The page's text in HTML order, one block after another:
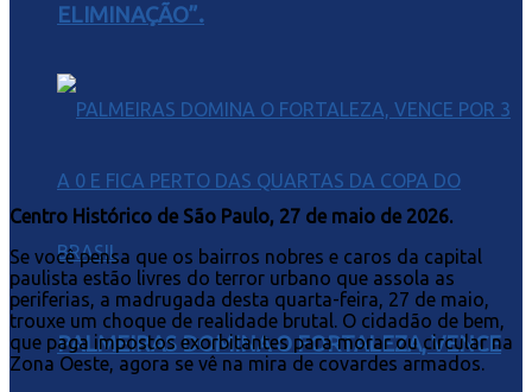
ELIMINAÇÃO”.
PALMEIRAS DOMINA O FORTALEZA, VENCE
Centro Histórico de São Paulo, 27 de maio de 2026.
Se você pensa que os bairros nobres e caros da capital
paulista estão livres do terror urbano que assola as
periferias, a madrugada desta quarta-feira, 27 de maio,
trouxe um choque de realidade brutal. O cidadão de bem,
que paga impostos exorbitantes para morar ou circular na
Zona Oeste, agora se vê na mira de covardes armados.